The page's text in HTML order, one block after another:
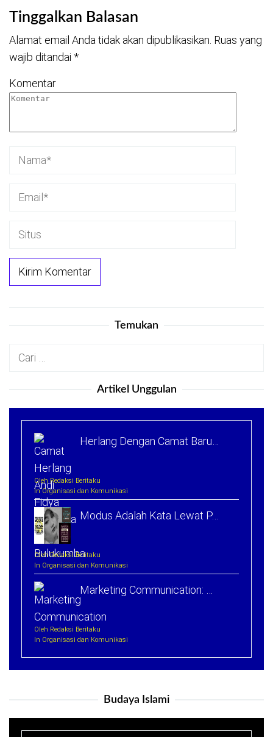
Tinggalkan Balasan
Alamat email Anda tidak akan dipublikasikan. Ruas yang
wajib ditandai *
Komentar
Temukan
Cari
Artikel Unggulan
Herlang Dengan Camat Baru…
Oleh Redaksi Beritaku
In Organisasi dan Komunikasi
Modus Adalah Kata Lewat P…
Oleh Redaksi Beritaku
In Organisasi dan Komunikasi
Marketing Communication: …
Oleh Redaksi Beritaku
In Organisasi dan Komunikasi
Budaya Islami